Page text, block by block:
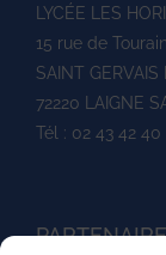
LYCÉE LES
15 rue de
SAINT GERVAIS
72220 LAIGNE
Tél : 02 43 42 40